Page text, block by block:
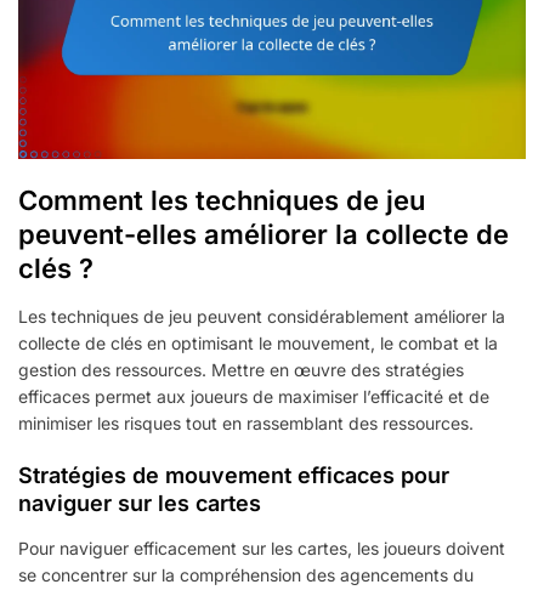
Comment les techniques de jeu
peuvent-elles améliorer la collecte de
clés ?
Les techniques de jeu peuvent considérablement améliorer la
collecte de clés en optimisant le mouvement, le combat et la
gestion des ressources. Mettre en œuvre des stratégies
efficaces permet aux joueurs de maximiser l’efficacité et de
minimiser les risques tout en rassemblant des ressources.
Stratégies de mouvement efficaces pour
naviguer sur les cartes
Pour naviguer efficacement sur les cartes, les joueurs doivent
se concentrer sur la compréhension des agencements du